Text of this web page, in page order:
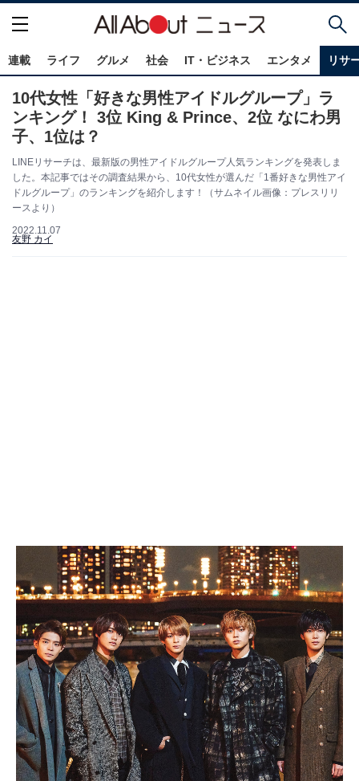
連載 ライフ グルメ 社会 IT・ビジネス エンタメ リサ
10代女性「好きな男性アイドルグループ」ラ
ンキング！ 3位 King & Prince、2位 なにわ男
子、1位は？
LINEリサーチは、最新版の男性アイドルグループ人気ランキングを発表しま
した。本記事ではその調査結果から、10代女性が選んだ「1番好きな男性アイ
ドルグループ」のランキングを紹介します！（サムネイル画像：プレスリリ
ースより）
2022.11.07
友野 カイ